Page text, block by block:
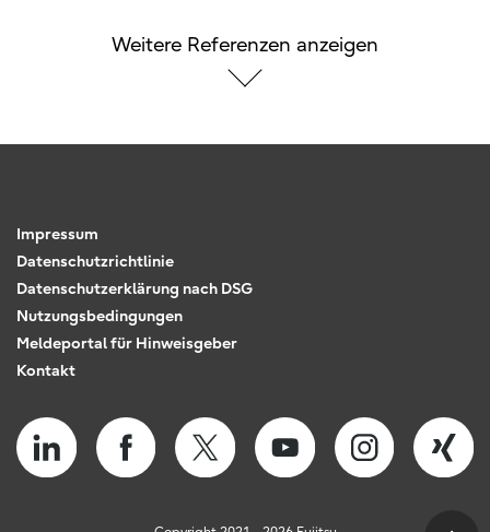
Weitere Referenzen anzeigen
Impressum
Datenschutzrichtlinie
Datenschutzerklärung nach DSG
Nutzungsbedingungen
Meldeportal für Hinweisgeber
Kontakt